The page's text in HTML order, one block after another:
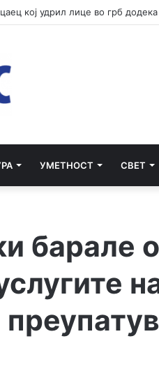
вклучуваат во гаснењето на
УМЕТНОСТ СВЕТ
барале